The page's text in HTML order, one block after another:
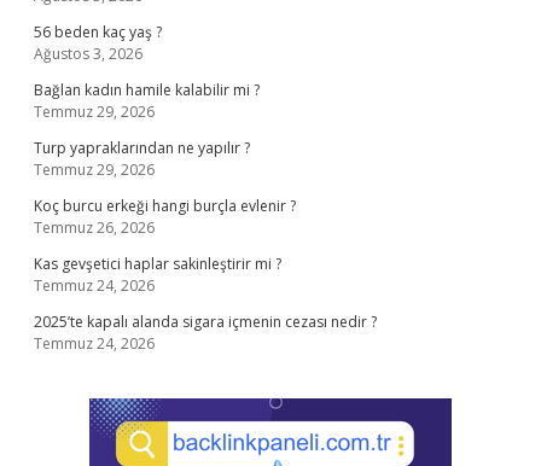
56 beden kaç yaş ?
Ağustos 3, 2026
Bağlan kadın hamile kalabilir mi ?
Temmuz 29, 2026
Turp yapraklarından ne yapılır ?
Temmuz 29, 2026
Koç burcu erkeği hangi burçla evlenir ?
Temmuz 26, 2026
Kas gevşetici haplar sakinleştirir mi ?
Temmuz 24, 2026
2025’te kapalı alanda sigara içmenin cezası nedir ?
Temmuz 24, 2026